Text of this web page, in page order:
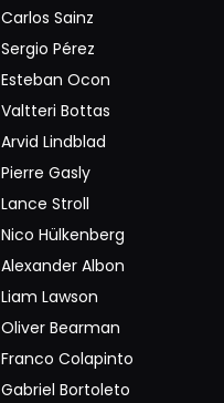
Carlos Sainz
Sergio Pérez
Esteban Ocon
Valtteri Bottas
Arvid Lindblad
Pierre Gasly
Lance Stroll
Nico Hülkenberg
Alexander Albon
Liam Lawson
Oliver Bearman
Franco Colapinto
Gabriel Bortoleto